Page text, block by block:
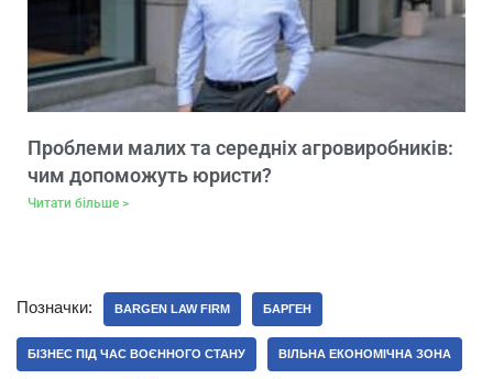
Проблеми малих та середніх агровиробників:
чим допоможуть юристи?
Читати більше >
Позначки: BARGEN LAW FIRM БАРГЕН
БІЗНЕС ПІД ЧАС ВОЄННОГО СТАНУ ВІЛЬНА ЕКОНОМІЧНА ЗОНА